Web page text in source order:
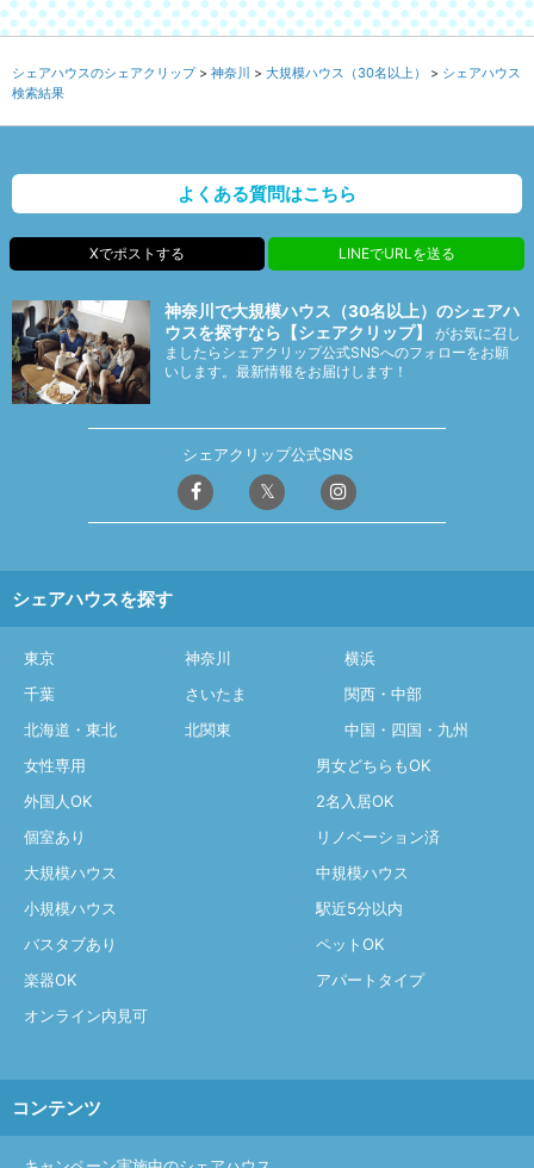
シェアハウスのシェアクリップ 神奈川 大規模ハウス（30名以上）
シェアハウス
検索結果
よくある質問はこちら
Xでポストする LINEでURLを送る
神奈川で大規模ハウス（30名以上）のシェアハ
ウスを探すなら【シェアクリップ】
がお気に召し
ましたらシェアクリップ公式SNSへのフォローをお願
いします。最新情報をお届けします！
シェアクリップ公式SNS
シェアハウスを探す
東京 神奈川
横浜
千葉
さいたま
関西・中部
北海道・東北
北関東
中国・四国・九州
女性専用
男女どちらもOK
外国人OK
2名入居OK
個室あり
リノベーション済
大規模ハウス
中規模ハウス
小規模ハウス
駅近5分以内
バスタブあり
ペットOK
楽器OK
アパートタイプ
オンライン内見可
コンテンツ